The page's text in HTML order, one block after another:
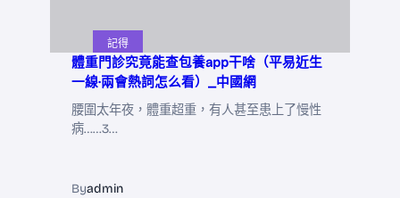
記得
體重門診究竟能查包養app干啥（平易近生
一線·兩會熱詞怎么看）_中國網
腰圍太年夜，體重超重，有人甚至患上了慢性
病……3…
Byadmin